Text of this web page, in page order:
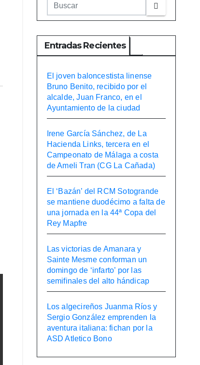
Entradas Recientes
El joven baloncestista linense
Bruno Benito, recibido por el
alcalde, Juan Franco, en el
Ayuntamiento de la ciudad
Irene García Sánchez, de La
Hacienda Links, tercera en el
Campeonato de Málaga a costa
de Ameli Tran (CG La Cañada)
El ‘Bazán’ del RCM Sotogrande
se mantiene duodécimo a falta de
una jornada en la 44ª Copa del
Rey Mapfre
Las victorias de Amanara y
Sainte Mesme conforman un
domingo de ‘infarto’ por las
semifinales del alto hándicap
Los algecireños Juanma Ríos y
Sergio González emprenden la
aventura italiana: fichan por la
ASD Atletico Bono